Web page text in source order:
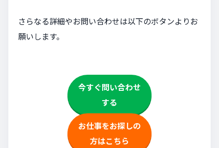
さらなる詳細やお問い合わせは以下のボタンよりお
願いします。
今すぐ問い合わせ
する
お仕事をお探しの
方はこちら